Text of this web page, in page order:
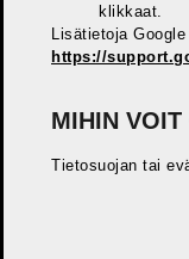
klikkaat.
Lisätietoja
https://
MIHIN VOIT
Tietosuojan tai